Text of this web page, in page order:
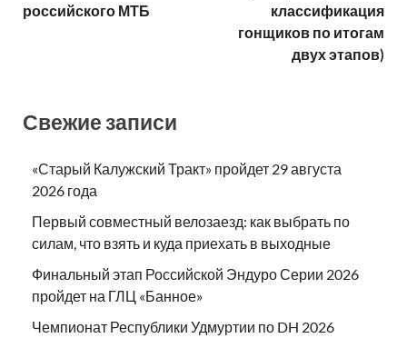
российского МТБ
классификация
гонщиков по итогам
двух этапов)
Свежие записи
«Старый Калужский Тракт» пройдет 29 августа
2026 года
Первый совместный велозаезд: как выбрать по
силам, что взять и куда приехать в выходные
Финальный этап Российской Эндуро Серии 2026
пройдет на ГЛЦ «Банное»
Чемпионат Республики Удмуртии по DH 2026